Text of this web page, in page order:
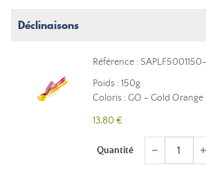
Déclinaisons
Référence :
Poids : 150g
Coloris : GO - Gold Orange
13,80 €
Quantité remove add